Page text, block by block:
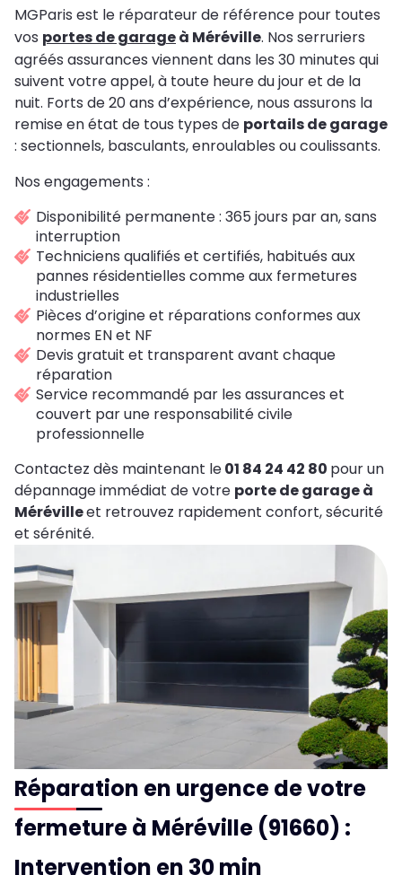
MGParis est le réparateur de référence pour toutes
vos portes de garageà Méréville. Nos serruriers
agréés assurances viennent dans les 30 minutes qui
suivent votre appel, à toute heure du jour et de la
nuit. Forts de 20 ans d’expérience, nous assurons la
remise en état de tous types de portails de garage
: sectionnels, basculants, enroulables ou coulissants.
Nos engagements :
Disponibilité permanente : 365 jours par an, sans
interruption
Techniciens qualifiés et certifiés, habitués aux
pannes résidentielles comme aux fermetures
industrielles
Pièces d’origine et réparations conformes aux
normes EN et NF
Devis gratuit et transparent avant chaque
réparation
Service recommandé par les assurances et
couvert par une responsabilité civile
professionnelle
Contactez dès maintenant le01 84 24 42 80 pour un
dépannage immédiat de votre porte de garage à
Mérévilleet retrouvez rapidement confort, sécurité
et sérénité.
Réparation en urgence de votre
fermeture à Méréville (91660) :
Intervention en 30 min